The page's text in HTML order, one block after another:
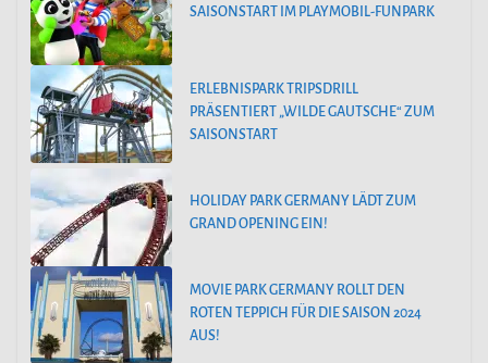
SAISONSTART IM PLAYMOBIL-FUNPARK
ERLEBNISPARK TRIPSDRILL
PRÄSENTIERT „WILDE GAUTSCHE“ ZUM
SAISONSTART
HOLIDAY PARK GERMANY LÄDT ZUM
GRAND OPENING EIN!
MOVIE PARK GERMANY ROLLT DEN
ROTEN TEPPICH FÜR DIE SAISON 2024
AUS!